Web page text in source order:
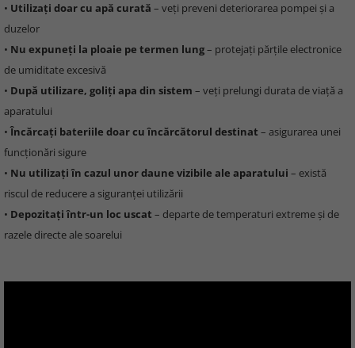
• Utilizați doar cu apă curată – veți preveni deteriorarea pompei și a
duzelor
• Nu expuneți la ploaie pe termen lung– protejați părțile electronice
de umiditate excesivă
• După utilizare, goliți apa din sistem – veți prelungi durata de viață a
aparatului
•Încărcați bateriile doar cu încărcătorul destinat – asigurarea unei
funcționări sigure
• Nu utilizați în cazul unor daune vizibile ale aparatului – există
riscul de reducere a siguranței utilizării
• Depozitați într-un loc uscat – departe de temperaturi extreme și de
razele directe ale soarelui